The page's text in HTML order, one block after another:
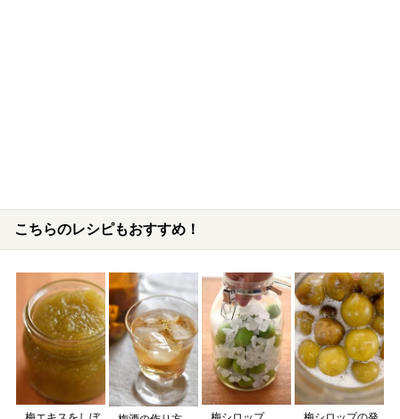
こちらのレシピもおすすめ！